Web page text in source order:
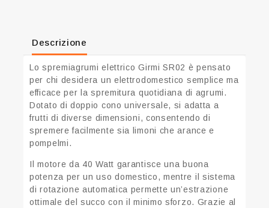
Descrizione
Lo spremiagrumi elettrico Girmi SR02 è pensato
per chi desidera un elettrodomestico semplice ma
efficace per la spremitura quotidiana di agrumi.
Dotato di doppio cono universale, si adatta a
frutti di diverse dimensioni, consentendo di
spremere facilmente sia limoni che arance e
pompelmi.
Il motore da 40 Watt garantisce una buona
potenza per un uso domestico, mentre il sistema
di rotazione automatica permette un’estrazione
ottimale del succo con il minimo sforzo. Grazie al